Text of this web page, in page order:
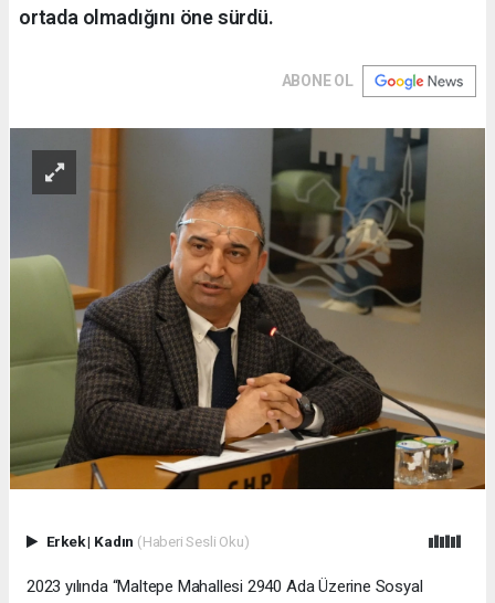
ortada olmadığını öne sürdü.
ABONE OL
Erkek| Kadın (Haberi Sesli Oku)
2023 yılında “Maltepe Mahallesi 2940 Ada Üzerine Sosyal